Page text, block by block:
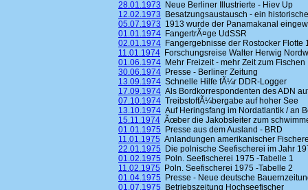
28.01.1973 Neue Berliner Illustrierte - Hiev Up
12.02.1973 Besatzungsaustausch - ein
05.07.1973 1913 wurde der Panamakanal
01.01.1974 FangertrÃ¤ge UdSSR
02.01.1974 Fangergebnisse der Rostocker Flotte
11.01.1974 Forschungsreise Walter Herwig
01.06.1974 Mehr Freizeit - mehr Zeit zum Fischen
30.06.1974 Presse - Berliner Zeitung
13.09.1974 Schnelle Hilfe fÃ¼r DDR-Logger
17.09.1974 Als Bordkorrespondenten des ADN
07.10.1974 TreibstoffÃ¼bergabe auf hoher See
13.10.1974 Auf Heringsfang im Nordatlantik / an
15.11.1974 Ãœber die Jakobsleiter zum
01.01.1975 Presse aus dem Ausland - BRD
11.01.1975 Anlandungen amerikanischer
22.01.1975 Die polnische Seefischerei im Jahr
01.02.1975 Poln. Seefischerei 1975 -Tabelle 1
11.02.1975 Poln. Seefischerei 1975 -Tabelle 2
01.04.1975 Presse - Neue deutsche
01.07.1975 Betriebszeitung Hochseefischer